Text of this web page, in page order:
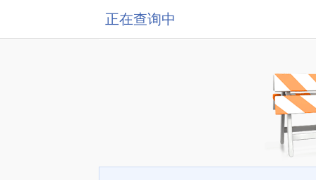
正在查询中